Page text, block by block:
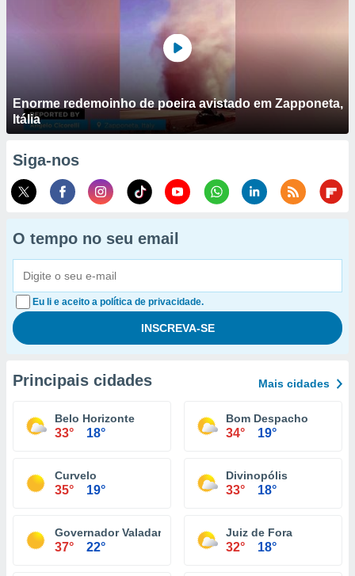
Enorme redemoinho de poeira avistado em Zapponeta,
Itália
Siga-nos
O tempo no seu email
Eu li e aceito a política de privacidade.
Principais cidades Mais cidades
Belo Horizonte
33° 18°
Bom Despacho
34° 19°
Curvelo
35° 19°
Divinopólis
33° 18°
Governador Valadares
37° 22°
Juiz de Fora
32° 18°